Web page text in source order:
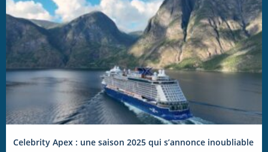
Celebrity Apex : une saison 2025 qui s’annonce inoubliable